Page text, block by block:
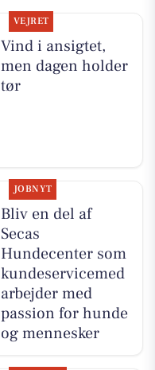
VEJRET
Vind i ansigtet,
men dagen holder
tør
JOBNYT
Bliv en del af
Secas
Hundecenter som
kundeservicemed
arbejder med
passion for hunde
og mennesker